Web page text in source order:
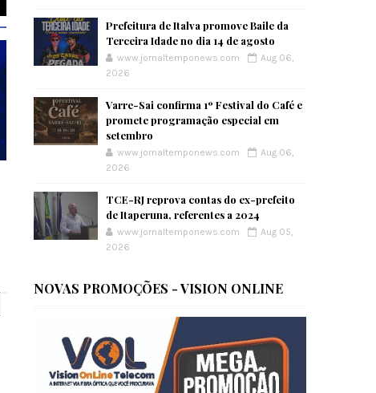
Prefeitura de Italva promove Baile da
Terceira Idade no dia 14 de agosto
www.jornaltemponews.com
Aug 06,
2026
Varre-Sai confirma 1º Festival do Café e
promete programação especial em
setembro
www.jornaltemponews.com
Aug 06,
2026
TCE-RJ reprova contas do ex-prefeito
de Itaperuna, referentes a 2024
www.jornaltemponews.com
Aug 05,
2026
NOVAS PROMOÇÕES - VISION ONLINE